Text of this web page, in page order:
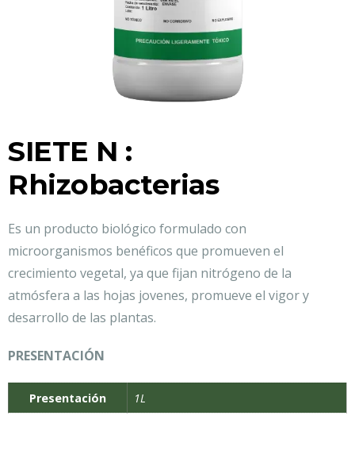
SIETE N :
Rhizobacterias
Es un producto biológico formulado con
microorganismos benéficos que promueven el
crecimiento vegetal, ya que fijan nitrógeno de la
atmósfera a las hojas jovenes, promueve el vigor y
desarrollo de las plantas.
PRESENTACIÓN
Presentación 1L